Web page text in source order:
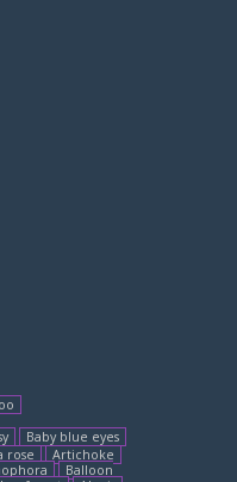
Baby blue eyes
rose
Artichoke
Balloon